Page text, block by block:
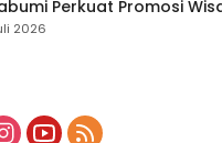
Perkuat Promosi
Digital
2026